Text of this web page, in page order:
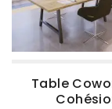
Table